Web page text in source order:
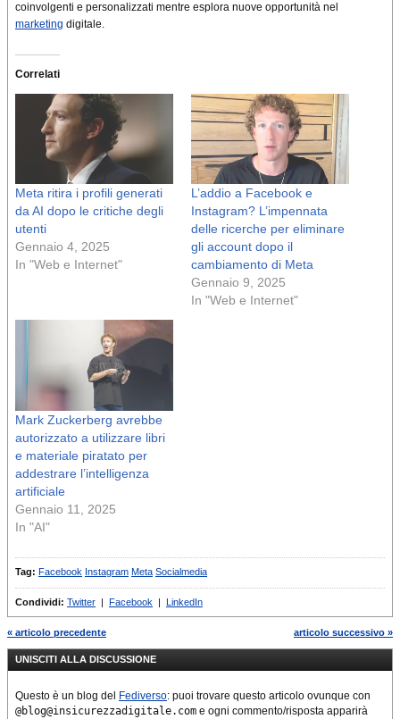
coinvolgenti e personalizzati mentre esplora nuove opportunità nel
marketing digitale.
Correlati
Meta ritira i profili generati
da AI dopo le critiche degli
utenti
Gennaio 4, 2025
In "Web e Internet"
L’addio a Facebook e
Instagram? L’impennata
delle ricerche per eliminare
gli account dopo il
cambiamento di Meta
Gennaio 9, 2025
In "Web e Internet"
Mark Zuckerberg avrebbe
autorizzato a utilizzare libri
e materiale piratato per
addestrare l’intelligenza
artificiale
Gennaio 11, 2025
In "AI"
Tag: Facebook Instagram Meta Socialmedia
Condividi: Twitter | Facebook | LinkedIn
« articolo precedente articolo successivo »
UNISCITI ALLA DISCUSSIONE
Questo è un blog del Fediverso: puoi trovare questo articolo ovunque con
@blog@insicurezzadigitale.com e ogni commento/risposta apparirà